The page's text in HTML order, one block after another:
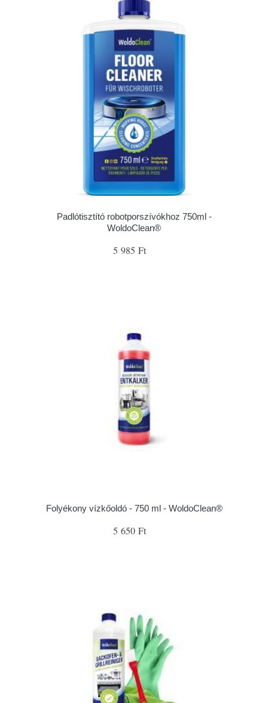
Padlótisztító robotporszívókhoz 750ml -
WoldoClean®
5 985 Ft
Folyékony vízkőoldó - 750 ml - WoldoClean®
5 650 Ft